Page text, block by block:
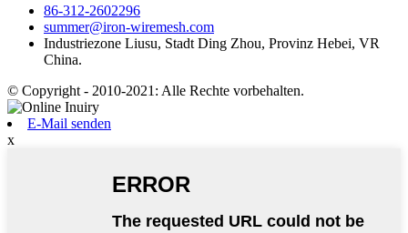
86-312-2602296
summer@iron-wiremesh.com
Industriezone Liusu, Stadt Ding Zhou, Provinz Hebei, VR
China.
© Copyright - 2010-2021: Alle Rechte vorbehalten.
E-Mail senden
x